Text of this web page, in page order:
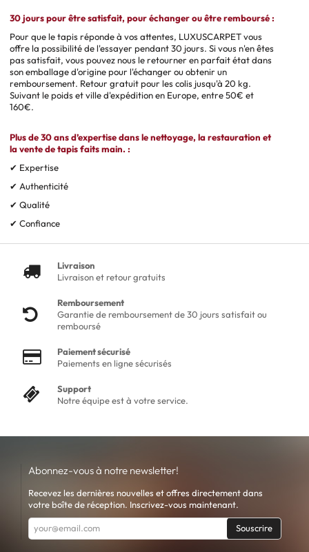
30 jours pour être satisfait, pour échanger ou être remboursé :
Pour que le tapis réponde à vos attentes, LUXUSCARPET vous
offre la possibilité de l'essayer pendant 30 jours. Si vous n'en êtes
pas satisfait, vous pouvez nous le retourner en parfait état dans
son emballage d'origine pour l'échanger ou obtenir un
remboursement. Retour gratuit pour les colis jusqu'à 20 kg.
Suivant le poids et ville d'expédition en Europe, entre 50€ et
160€.
Plus de 30 ans d’expertise dans le nettoyage, la restauration et
la vente de tapis faits main. :
✔ Expertise
✔ Authenticité
✔ Qualité
✔ Confiance
Livraison
Livraison et retour gratuits
Remboursement
Garantie de remboursement de 30 jours satisfait ou
remboursé
Paiement sécurisé
Paiements en ligne sécurisés
Support
Notre équipe est à votre service.
Abonnez-vous à notre newsletter!
Recevez les dernières nouvelles et offres directement dans
votre boîte de réception. Inscrivez-vous maintenant.
Souscrire